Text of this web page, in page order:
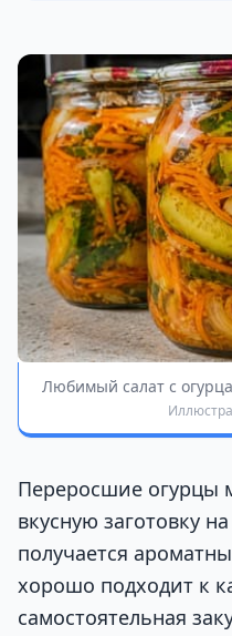
Любимый салат с
Переросшие огурцы
вкусную заготовку
получается
хорошо подходит к
самостоятельная